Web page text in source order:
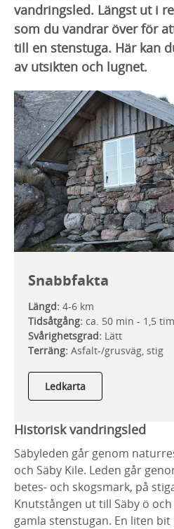
vandringsled. Längst ut i
som du vandrar över för
till en stenstuga. Här kan
av utsikten och lugnet.
Snabbfakta
Längd: 4-6 km
Tidsåtgång: ca. 50 min - 1,5
Svårighetsgrad: Lätt
Terräng: Asfalt-/grusväg, stig
Ledkarta
Historisk vandringsled
Säbyleden går genom
och Säby Kile. Leden går
betes- och skogsmark, på
Knutstången ut till Säby ö
gamla stenstugan. En liten